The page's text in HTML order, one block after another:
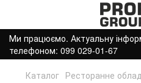
Ми працюємо. Актуальну
телефоном: 099 029-01-67
Каталог Ресторанне